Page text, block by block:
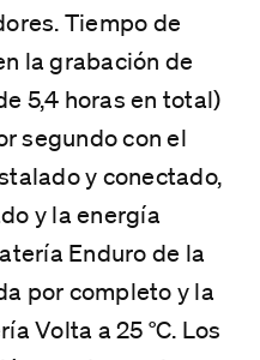
Tiempo de
la grabación de
5,4 horas en total)
segundo con el
y conectado,
y la energía
Enduro de la
por completo y la
Volta a 25 °C. Los